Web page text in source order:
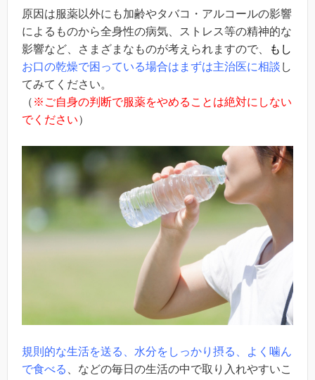
原因は服薬以外にも加齢やタバコ・アルコールの影響
によるものから全身性の病気、ストレス等の精神的な
影響など、さまざまなものが考えられますので、
もし
お口の乾燥で困っている場合はまずは主治医に相談 し
てみてください。
（ ※ご自身の判断で服薬をやめることは絶対にしない
でください）
規則的な生活を送る、水分をしっかり摂る、よく噛ん
で食べる 、などの毎日の生活の中で取り入れやすいこ